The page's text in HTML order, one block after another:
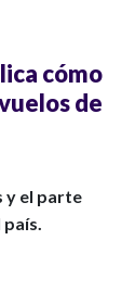
cómo
de
y el parte